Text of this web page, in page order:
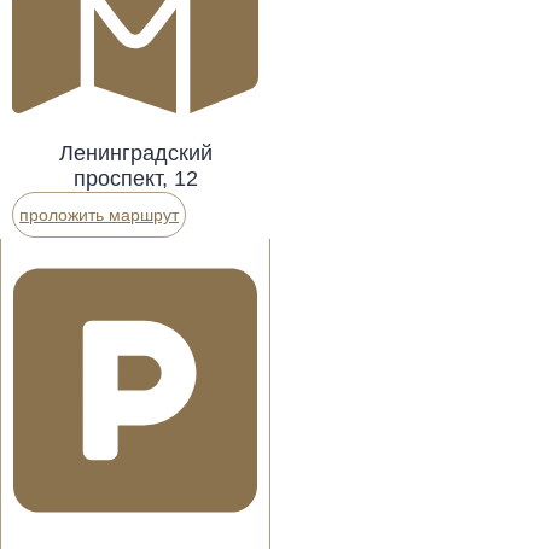
Ленинградский
проспект, 12
проложить маршрут